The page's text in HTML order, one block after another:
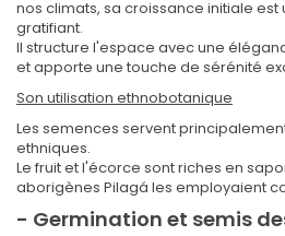
nos climats, sa croissance initiale
gratifiant.
Il structure l'espace avec une
et apporte une touche de sérénité
Son utilisation ethnobotanique
Les semences servent
ethniques.
Le fruit et l'écorce sont riches en
aborigènes Pilagá les employaient
- Germination et semis